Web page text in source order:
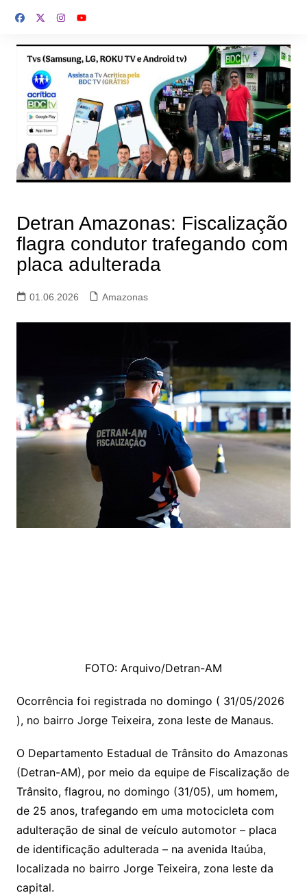
para
conteúdo
Detran Amazonas: Fiscalização
flagra condutor trafegando com
placa adulterada
01.06.2026 Amazonas
FOTO: Arquivo/Detran-AM
Ocorrência foi registrada no domingo ( 31/05/2026
), no bairro Jorge Teixeira, zona leste de Manaus.
O Departamento Estadual de Trânsito do Amazonas
(Detran-AM), por meio da equipe de Fiscalização de
Trânsito, flagrou, no domingo (31/05), um homem,
de 25 anos, trafegando em uma motocicleta com
adulteração de sinal de veículo automotor – placa
de identificação adulterada – na avenida Itaúba,
localizada no bairro Jorge Teixeira, zona leste da
capital.